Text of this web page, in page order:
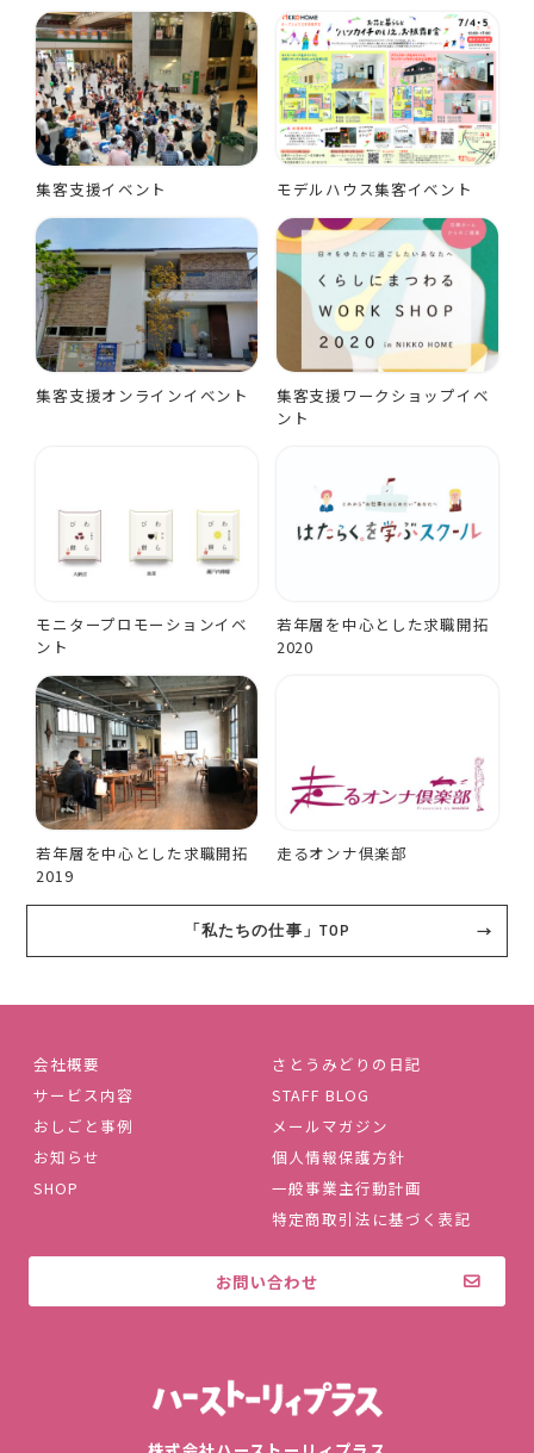
集客支援イベント モデルハウス集客イベント
集客支援オンラインイベント
集客支援ワークショップイベ
ント
モニタープロモーションイベ
ント
若年層を中心とした求職開拓
2020
若年層を中心とした求職開拓
2019
走るオンナ倶楽部
「私たちの仕事」TOP
会社概要
サービス内容
おしごと事例
お知らせ
SHOP
さとうみどりの日記
STAFF BLOG
メールマガジン
個人情報保護方針
一般事業主行動計画
特定商取引法に基づく表記
お問い合わせ